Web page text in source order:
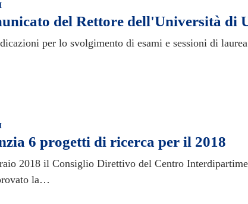
del Rettore dell'Università di
per lo svolgimento di esami e sessioni di laurea
6 progetti di ricerca per il 2018
2018 il Consiglio Direttivo del Centro
la…